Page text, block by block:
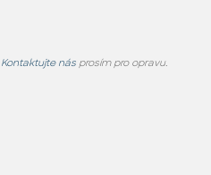
Kontaktujte násprosím pro opravu.